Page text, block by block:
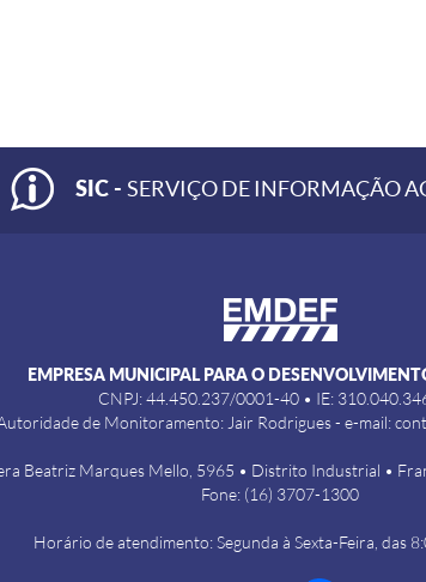
SIC - SERVIÇO DE INFORMAÇÃO
EMPRESA MUNICIPAL PARA O
CNPJ: 44.450.237/0001-40 • IE:
de Monitoramento: Jair Rodrigues - e-mail:
Beatriz Marques Mello, 5965 • Distrito Industrial •
Fone: (16) 3707-1300
Horário de atendimento: Segunda à Sexta-Feira, das